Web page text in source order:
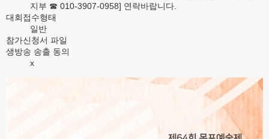
지부 ☎ 010-3907-0958] 연락바랍니다.
대회접수형태
일반
참가신청서 파일
생방송 송출 동의
x